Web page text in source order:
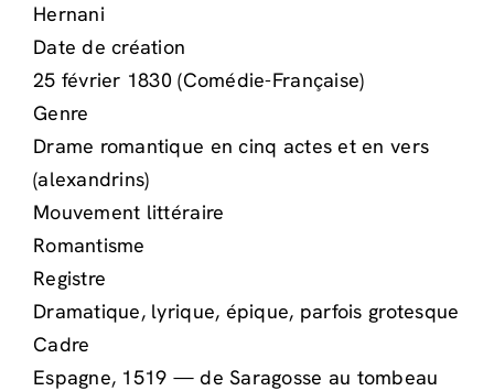
Hernani
Date de création
25 février 1830 (Comédie-Française)
Genre
Drame romantique en cinq actes et en vers
(alexandrins)
Mouvement littéraire
Romantisme
Registre
Dramatique, lyrique, épique, parfois grotesque
Cadre
Espagne, 1519 — de Saragosse au tombeau